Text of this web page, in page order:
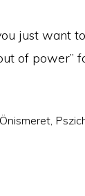
just want
of power”
Önismeret,